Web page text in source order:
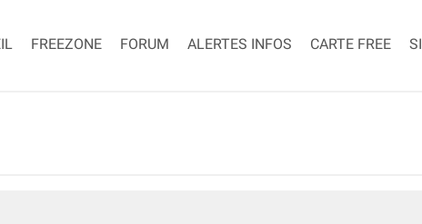
FREEZONE FORUM ALERTES INFOS CARTE FREE